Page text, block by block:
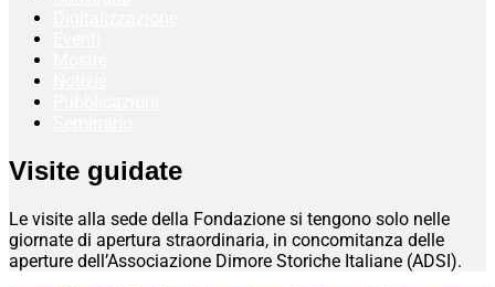
Visite guidate
Le visite alla sede della Fondazione si tengono solo nelle
giornate di apertura straordinaria, in concomitanza delle
aperture dell’Associazione Dimore Storiche Italiane (ADSI).